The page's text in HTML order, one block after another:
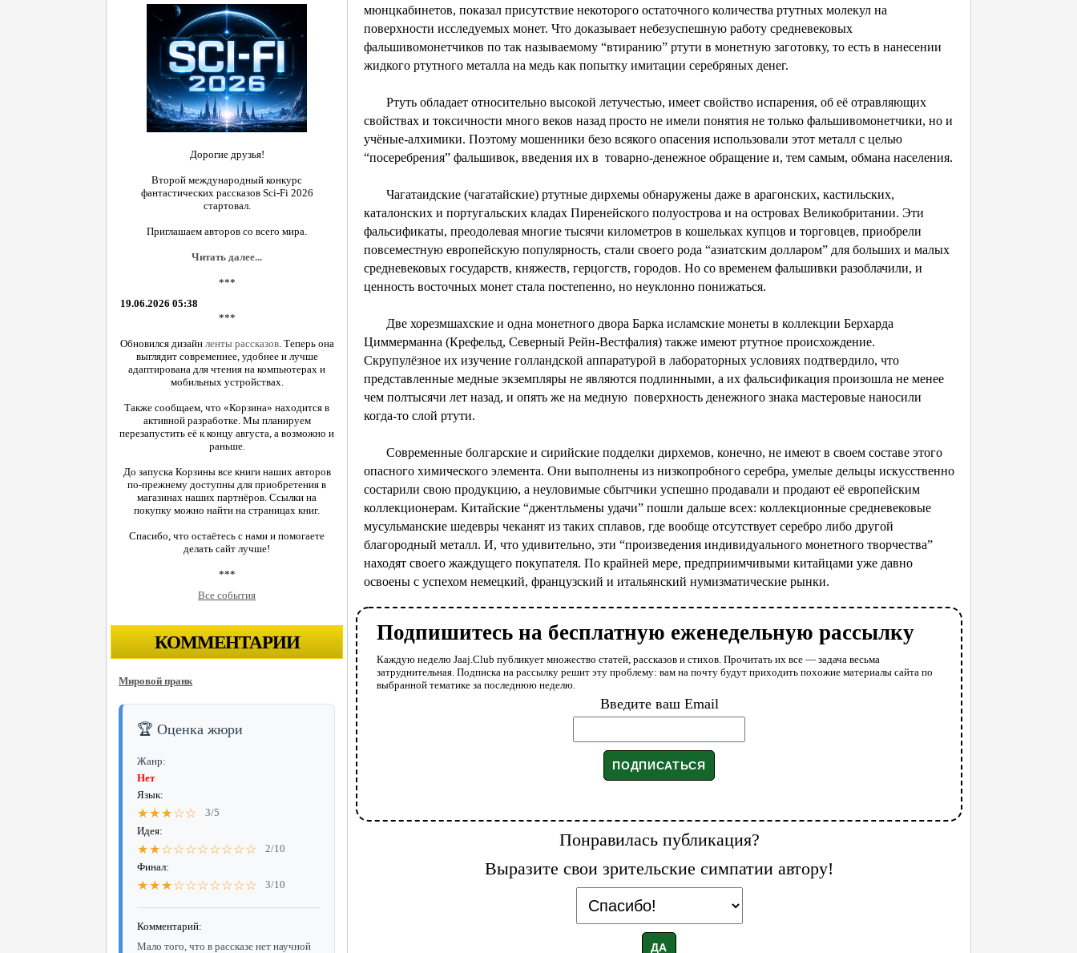
Дорогие друзья!
Второй международный конкурс
фантастических рассказов Sci-Fi 2026
стартовал.
Приглашаем авторов со всего мира.
Читать далее...
***
19.06.2026 05:38
***
Обновился дизайн ленты рассказов. Теперь она
выглядит современнее, удобнее и лучше
адаптирована для чтения на компьютерах и
мобильных устройствах.
Также сообщаем, что «Корзина» находится в
активной разработке. Мы планируем
перезапустить её к концу августа, а возможно и
раньше.
До запуска Корзины все книги наших авторов
по-прежнему доступны для приобретения в
магазинах наших партнёров. Ссылки на
покупку можно найти на страницах книг.
Спасибо, что остаётесь с нами и помогаете
делать сайт лучше!
***
Все события
КОММЕНТАРИИ
Мировой пранк
🏆 Оценка жюри
Жанр:
Нет
Язык:
★★★☆☆
3/5
Идея:
★★☆☆☆☆☆☆☆☆
2/10
Финал:
★★★☆☆☆☆☆☆☆ 3/10
Комментарий:
Мало того, что в рассказе нет научной
мюнцкабинетов, показал присутствие некоторого остаточного количества ртутных молекул на
поверхности исследуемых монет. Что доказывает небезуспешную работу средневековых
фальшивомонетчиков по так называемому “втиранию” ртути в монетную заготовку, то есть в нанесении
жидкого ртутного металла на медь как попытку имитации серебряных денег.
Ртуть обладает относительно высокой летучестью, имеет свойство испарения, об её отравляющих
свойствах и токсичности много веков назад просто не имели понятия не только фальшивомонетчики, но и
учёные-алхимики. Поэтому мошенники безо всякого опасения использовали этот металл с целью
“посеребрения” фальшивок, введения их в товарно-денежное обращение и, тем самым, обмана населения.
Чагатаидские (чагатайские) ртутные дирхемы обнаружены даже в арагонских, кастильских,
каталонских и португальских кладах Пиренейского полуострова и на островах Великобритании. Эти
фальсификаты, преодолевая многие тысячи километров в кошельках купцов и торговцев, приобрели
повсеместную европейскую популярность, стали своего рода “азиатским долларом” для больших и малых
средневековых государств, княжеств, герцогств, городов. Но со временем фальшивки разоблачили, и
ценность восточных монет стала постепенно, но неуклонно понижаться.
Две хорезмшахские и одна монетного двора Барка исламские монеты в коллекции Берхарда
Циммерманна (Крефельд, Северный Рейн-Вестфалия) также имеют ртутное происхождение.
Скрупулёзное их изучение голландской аппаратурой в лабораторных условиях подтвердило, что
представленные медные экземпляры не являются подлинными, а их фальсификация произошла не менее
чем полтысячи лет назад, и опять же на медную поверхность денежного знака мастеровые наносили
когда-то слой ртути.
Современные болгарские и сирийские подделки дирхемов, конечно, не имеют в своем составе этого
опасного химического элемента. Они выполнены из низкопробного серебра, умелые дельцы искусственно
состарили свою продукцию, а неуловимые сбытчики успешно продавали и продают её европейским
коллекционерам. Китайские “джентльмены удачи” пошли дальше всех: коллекционные средневековые
мусульманские шедевры чеканят из таких сплавов, где вообще отсутствует серебро либо другой
благородный металл. И, что удивительно, эти “произведения индивидуального монетного творчества”
находят своего жаждущего покупателя. По крайней мере, предприимчивыми китайцами уже давно
освоены с успехом немецкий, французский и итальянский нумизматические рынки.
Подпишитесь на бесплатную еженедельную рассылку
Каждую неделю Jaaj.Club публикует множество статей, рассказов и стихов. Прочитать их все — задача весьма
затруднительная. Подписка на рассылку решит эту проблему: вам на почту будут приходить похожие материалы сайта по
выбранной тематике за последнюю неделю.
Введите ваш Email
Понравилась публикация?
Выразите свои зрительские симпатии автору!